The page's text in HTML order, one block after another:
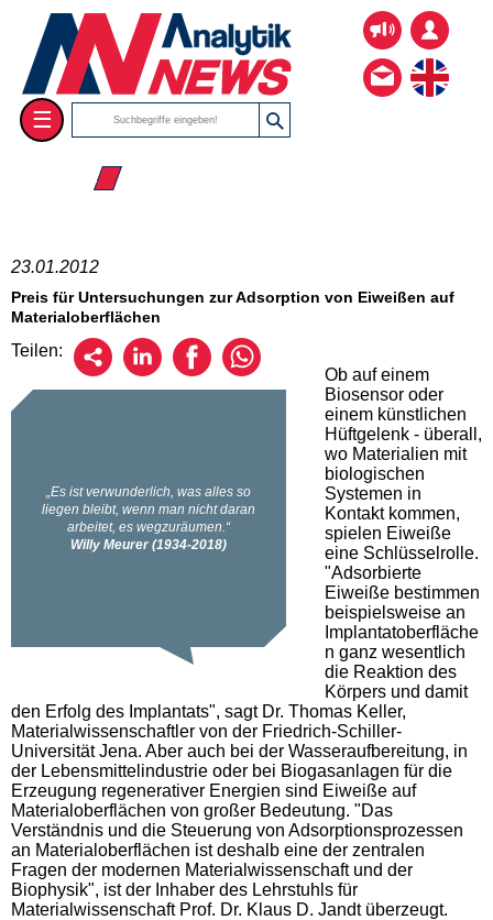
☰
☰ 2012
23.01.2012
Preis für Untersuchungen zur Adsorption von Eiweißen auf
Materialoberflächen
Teilen:
Ob auf einem
Biosensor oder
einem künstlichen
Hüftgelenk - überall,
wo Materialien mit
biologischen
Systemen in
Kontakt kommen,
spielen Eiweiße
eine Schlüsselrolle.
"Adsorbierte
Eiweiße bestimmen
beispielsweise an
Implantatoberfläche
n ganz wesentlich
die Reaktion des
Körpers und damit
den Erfolg des Implantats", sagt Dr. Thomas Keller,
Materialwissenschaftler von der Friedrich-Schiller-
Universität Jena. Aber auch bei der Wasseraufbereitung, in
der Lebensmittelindustrie oder bei Biogasanlagen für die
Erzeugung regenerativer Energien sind Eiweiße auf
Materialoberflächen von großer Bedeutung. "Das
Verständnis und die Steuerung von Adsorptionsprozessen
an Materialoberflächen ist deshalb eine der zentralen
Fragen der modernen Materialwissenschaft und der
Biophysik", ist der Inhaber des Lehrstuhls für
Materialwissenschaft Prof. Dr. Klaus D. Jandt überzeugt.